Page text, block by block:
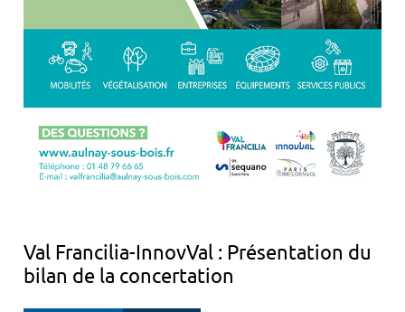
Val Francilia-InnovVal : Présentation du
bilan de la concertation